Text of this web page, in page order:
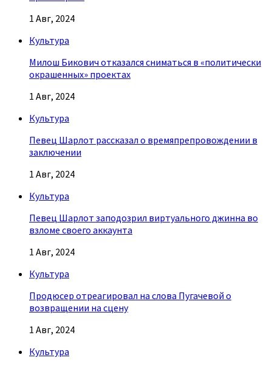
1 Авг, 2024
Культура
Милош Бикович отказался сниматься в «политически
окрашенных» проектах
1 Авг, 2024
Культура
Певец Шарлот рассказал о времяпрепровождении в
заключении
1 Авг, 2024
Культура
Певец Шарлот заподозрил виртуального джинна во
взломе своего аккаунта
1 Авг, 2024
Культура
Продюсер отреагировал на слова Пугачевой о
возвращении на сцену
1 Авг, 2024
Культура